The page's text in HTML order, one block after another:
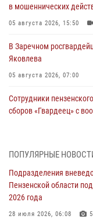
в мошеннических
05 августа 2026, 15:50
В Заречном
Яковлева
05 августа 2026, 07:00
Сотрудники
сборов «Гвардеец» с
В Пензе сотрудники
05 августа 2026, 04:00
В Пензе при силовой
деятельность ОПГ,
ПОПУЛЯРНЫЕ
Подразделения
Пензенской области
2026 года
28 июля 2026, 06:08 5